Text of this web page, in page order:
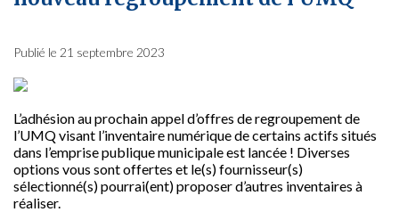
Publié le 21 septembre 2023
L’adhésion au prochain appel d’offres de regroupement de
l’UMQ visant l’inventaire numérique de certains actifs situés
dans l’emprise publique municipale est lancée ! Diverses
options vous sont offertes et le(s) fournisseur(s)
sélectionné(s) pourrai(ent) proposer d’autres inventaires à
réaliser.